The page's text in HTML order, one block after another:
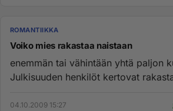
ROMANTIIKKA
Voiko mies rakastaa naistaan
enemmän tai vähintään yhtä paljon
Julkisuuden henkilöt kertovat
04.10.2009 15:27